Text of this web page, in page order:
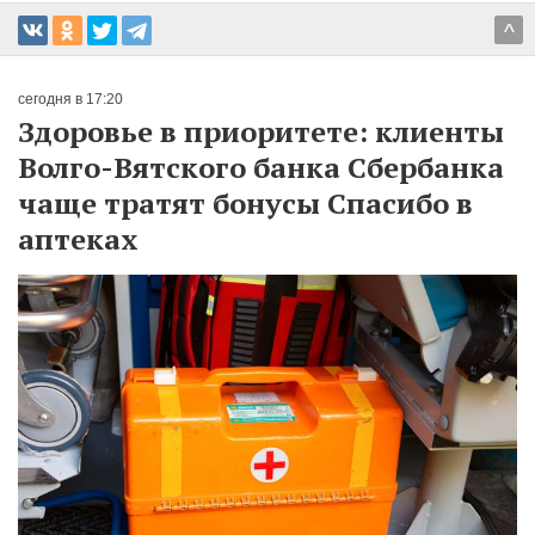
^
сегодня в 17:20
Здоровье в приоритете: клиенты
Волго-Вятского банка Сбербанка
чаще тратят бонусы Спасибо в
аптеках